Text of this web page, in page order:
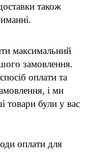
також
максимальний
замовлення.
оплати та
і ми
товари були у вас
оплати для